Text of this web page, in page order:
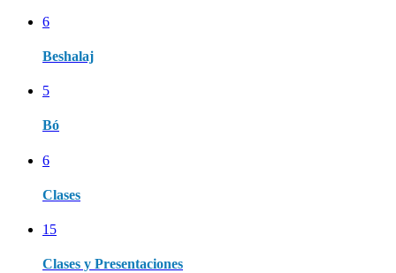
6
Beshalaj
5
Bó
6
Clases
15
Clases y Presentaciones